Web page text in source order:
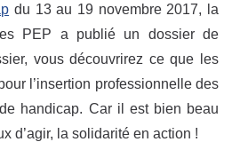
du 13 au 19 novembre 2017, la
PEP a publié un dossier de
vous découvrirez ce que les
l’insertion professionnelle des
handicap. Car il est bien beau
d’agir, la solidarité en action !